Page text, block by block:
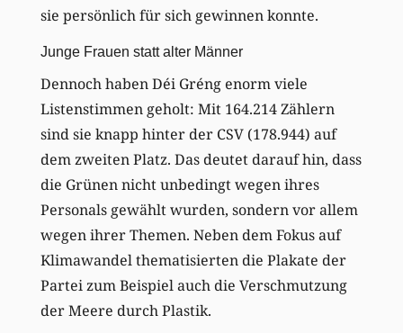
sie persönlich für sich gewinnen konnte.
Junge Frauen statt alter Männer
Dennoch haben Déi Gréng enorm viele
Listenstimmen geholt: Mit 164.214 Zählern
sind sie knapp hinter der CSV (178.944) auf
dem zweiten Platz. Das deutet darauf hin, dass
die Grünen nicht unbedingt wegen ihres
Personals gewählt wurden, sondern vor allem
wegen ihrer Themen. Neben dem Fokus auf
Klimawandel thematisierten die Plakate der
Partei zum Beispiel auch die Verschmutzung
der Meere durch Plastik.